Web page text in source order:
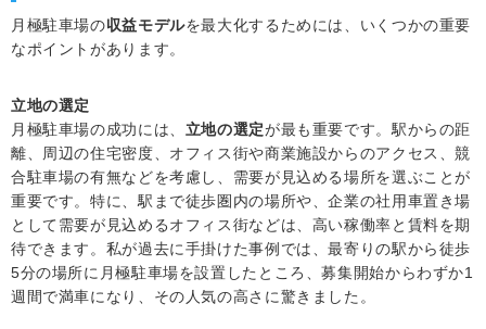
月極駐車場の収益モデルを最大化するためには、いくつかの重要
なポイントがあります。
立地の選定
月極駐車場の成功には、 立地の選定が最も重要です。駅からの距
離、周辺の住宅密度、オフィス街や商業施設からのアクセス、競
合駐車場の有無などを考慮し、需要が見込める場所を選ぶことが
重要です。特に、駅まで徒歩圏内の場所や、企業の社用車置き場
として需要が見込めるオフィス街などは、高い稼働率と賃料を期
待できます。私が過去に手掛けた事例では、最寄りの駅から徒歩
5分の場所に月極駐車場を設置したところ、募集開始からわずか1
週間で満車になり、その人気の高さに驚きました。